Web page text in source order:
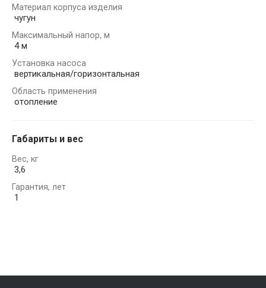
Материал корпуса изделия
чугун
Максимальный напор, м
4 м
Установка насоса
вертикальная/горизонтальная
Область применения
отопление
Габариты и вес
Вес, кг
3,6
Гарантия, лет
1